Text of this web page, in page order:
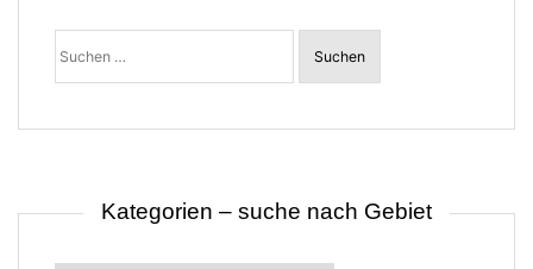
Suchen
nach:
Kategorien – suche nach Gebiet